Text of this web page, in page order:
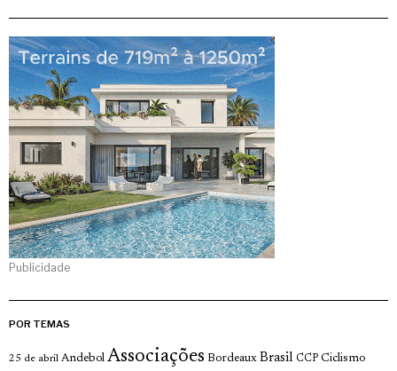
Publicidade
POR TEMAS
25 de abril Andebol Associações Bordeaux Brasil CCP Ciclismo